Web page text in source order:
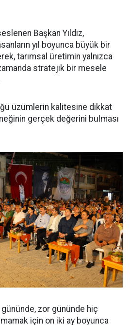
Başkan Yıldız,
yıl boyunca büyük bir
tarımsal üretimin yalnızca
stratejik bir mesele
üzümlerin kalitesine dikkat
gerçek değerini bulması
gününde, zor gününde hiç
için on iki ay boyunca